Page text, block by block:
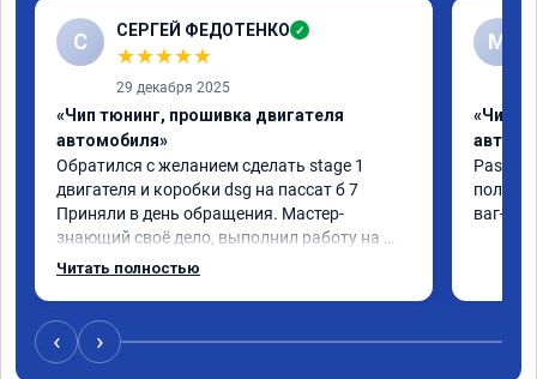
С СЕРГЕЙ ФЕДОТЕНКО ✓
★★★★★
29 декабря 2025
«Чип тюнинг, прошивка двигателя
автомобиля»
Обратился с желанием сделать stage 1
двигателя и коробки dsg на пассат б 7
Приняли в день обращения. Мастер-
знающий своё дело, выполнил работу на 💯
процентов!!! Через 1.5 часа (время на
А 011851 . Рекомендую!!!
Читать полностью
M
«Чип
Passat
ваг-
‹ ›